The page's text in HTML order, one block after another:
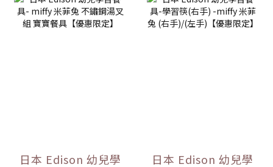
日本 Edison 幼兒學 日本 Edison 幼兒學